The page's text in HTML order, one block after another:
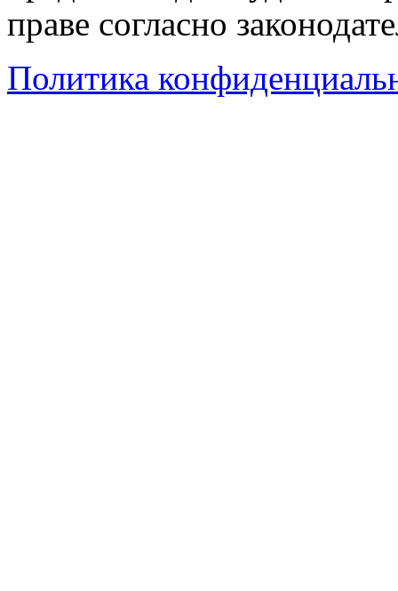
праве согласно
Политика